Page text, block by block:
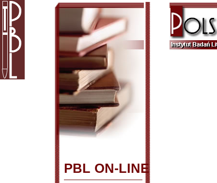
PBL ON-LINE